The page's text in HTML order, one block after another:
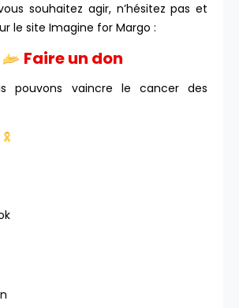
souhaitez agir, n’hésitez pas et
le site Imagine for Margo :
Faire un don
pouvons vaincre le cancer des